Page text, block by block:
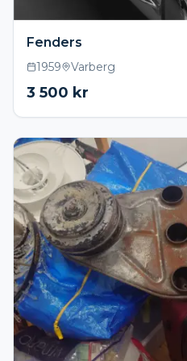
Fenders
1959 Varberg
3 500 kr